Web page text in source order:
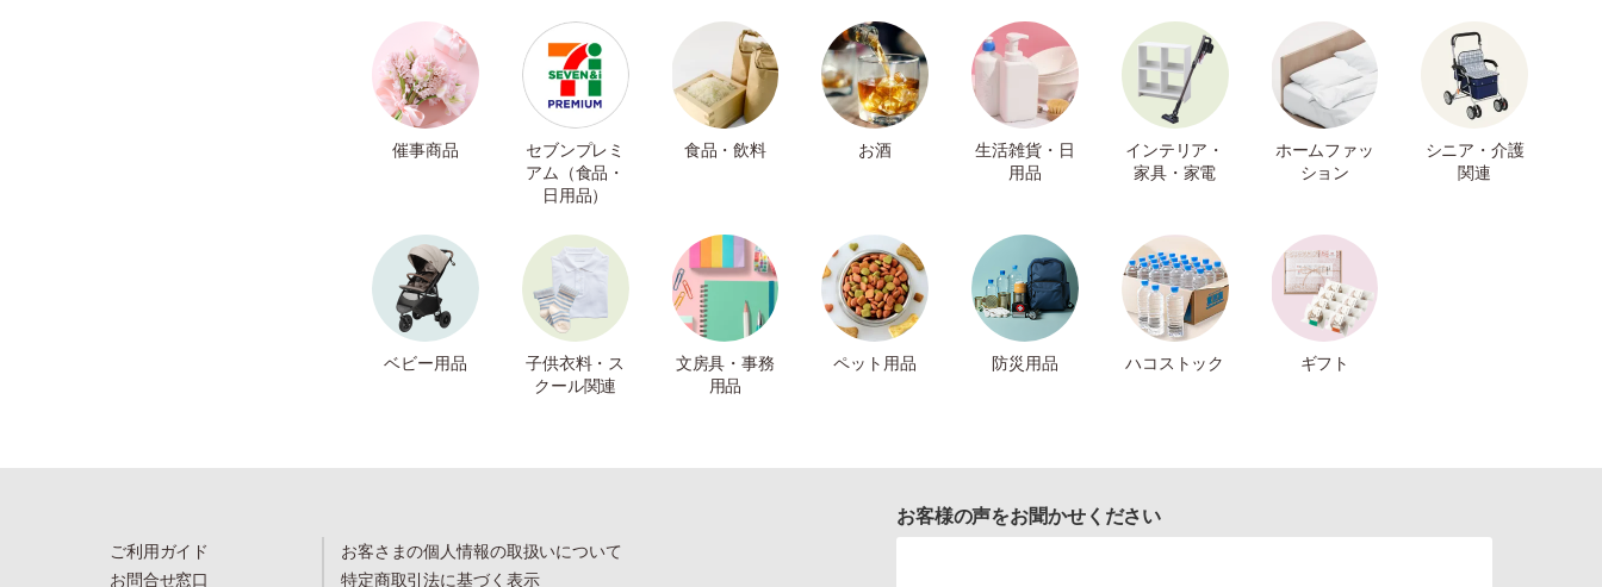
催事商品
セブンプレミ
アム（食品・
日用品）
食品・飲料 お酒
生活雑貨・日
用品
インテリア・
家具・家電
ホームファッ
ション
シニア・介護
関連
ベビー用品
子供衣料・ス
クール関連
文房具・事務
用品
ペット用品 防災用品 ハコストック ギフト
ご利用ガイド
お問合せ窓口
お客さまの個人情報の取扱いについて
特定商取引法に基づく表示
お客様の声をお聞かせください